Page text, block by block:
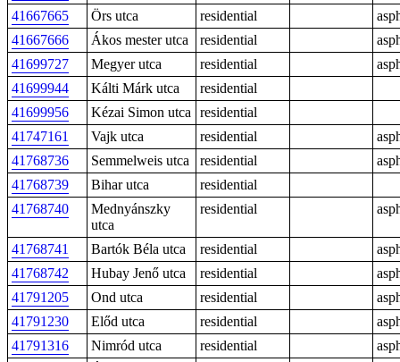
41667665
Örs utca residential
41667666
Ákos mester utca residential
41699727
Megyer utca residential
41699944
Kálti Márk utca
residential
41699956
Kézai Simon utca
residential
41747161
Vajk utca residential
41768736
Semmelweis utca residential
41768739
Bihar utca
residential
41768740
Mednyánszky
utca
residential
41768741 Bartók Béla utca residential
41768742
Hubay Jenő utca residential
41791205
Ond utca residential
41791230
Előd utca residential
41791316
Nimród utca residential